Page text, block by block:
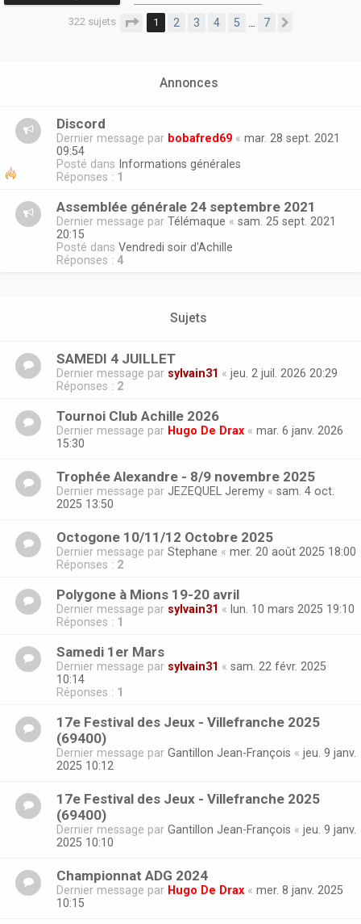
322 sujets Page 1sur
1 2 3 4 5 7
Annonces
Discord
Dernier message par bobafred69 « mar. 28 sept. 2021
09:54
Posté dans Informations générales
Réponses : 1
Assemblée générale 24 septembre 2021
Dernier message par Télémaque « sam. 25 sept. 2021
20:15
Posté dans Vendredi soir d'Achille
Réponses : 4
Sujets
SAMEDI 4 JUILLET
Dernier message par sylvain31 « jeu. 2 juil. 2026 20:29
Réponses : 2
Tournoi Club Achille 2026
Dernier message par Hugo De Drax « mar. 6 janv. 2026
15:30
Trophée Alexandre - 8/9 novembre 2025
Dernier message par JEZEQUEL Jeremy « sam. 4 oct.
2025 13:50
Octogone 10/11/12 Octobre 2025
Dernier message par Stephane « mer. 20 août 2025 18:00
Réponses : 2
Polygone à Mions 19-20 avril
Dernier message par sylvain31 « lun. 10 mars 2025 19:10
Réponses : 1
Samedi 1er Mars
Dernier message par sylvain31 « sam. 22 févr. 2025
10:14
Réponses : 1
17e Festival des Jeux - Villefranche 2025
(69400)
Dernier message par Gantillon Jean-François « jeu. 9 janv.
2025 10:12
17e Festival des Jeux - Villefranche 2025
(69400)
Dernier message par Gantillon Jean-François « jeu. 9 janv.
2025 10:10
Championnat ADG 2024
Dernier message par Hugo De Drax « mer. 8 janv. 2025
10:15